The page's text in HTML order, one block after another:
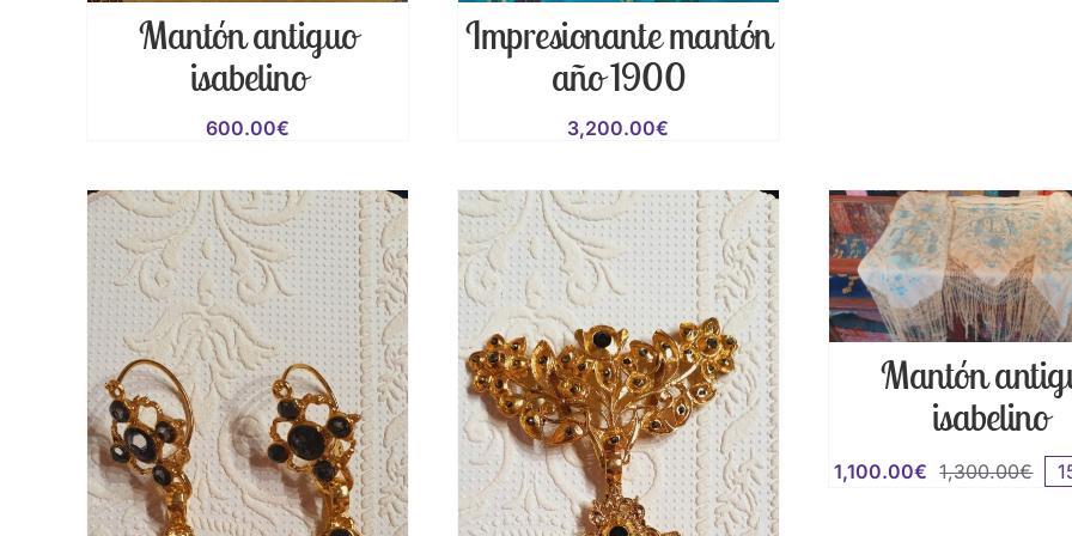
Mantón antiguo
isabelino
600.00€
Impresionante mantón
año 1900
3,200.00€
Mantón
isabelino
1,300.00€El
1,100.00€
El